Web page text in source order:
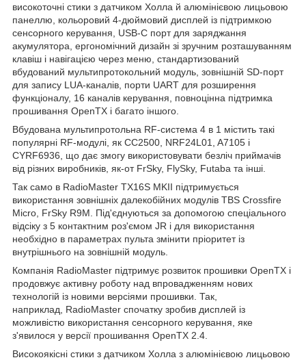
високоточні стики з датчиком Холла й алюмінієвою лицьовою
панеллю, кольоровий 4-дюймовий дисплей із підтримкою
сенсорного керування, USB-C порт для заряджання
акумулятора, ергономічний дизайн зі зручним розташуванням
клавіш і навігацією через меню, стандартизований
вбудований мультипротокольний модуль, зовнішній SD-порт
для запису LUA-каналів, порти UART для розширення
функціоналу, 16 каналів керування, повноцінна підтримка
прошивання OpenTX і багато іншого.
Вбудована мультипротольна RF-система 4 в 1 містить такі
популярні RF-модулі, як CC2500, NRF24L01, A7105 і
CYRF6936, що дає змогу використовувати безліч приймачів
від різних виробників, як-от FrSky, FlySky, Futaba та інші.
Так само в RadioMaster TX16S MKII підтримується
використання зовнішніх далекобійних модулів TBS Crossfire
Micro, FrSky R9M. Під'єднуються за допомогою спеціального
відсіку з 5 контактним роз'ємом JR і для використання
необхідно в параметрах пульта змінити пріоритет із
внутрішнього на зовнішній модуль.
Компанія RadioMaster підтримує розвиток прошивки OpenTX і
продовжує активну роботу над впровадженням нових
технологій із новими версіями прошивки. Так,
наприклад, RadioMaster спочатку зробив дисплей із
можливістю використання сенсорного керування, яке
з'явилося у версії прошивання OpenTX 2.4.
Високоякісні стики з датчиком Холла з алюмінієвою лицьовою